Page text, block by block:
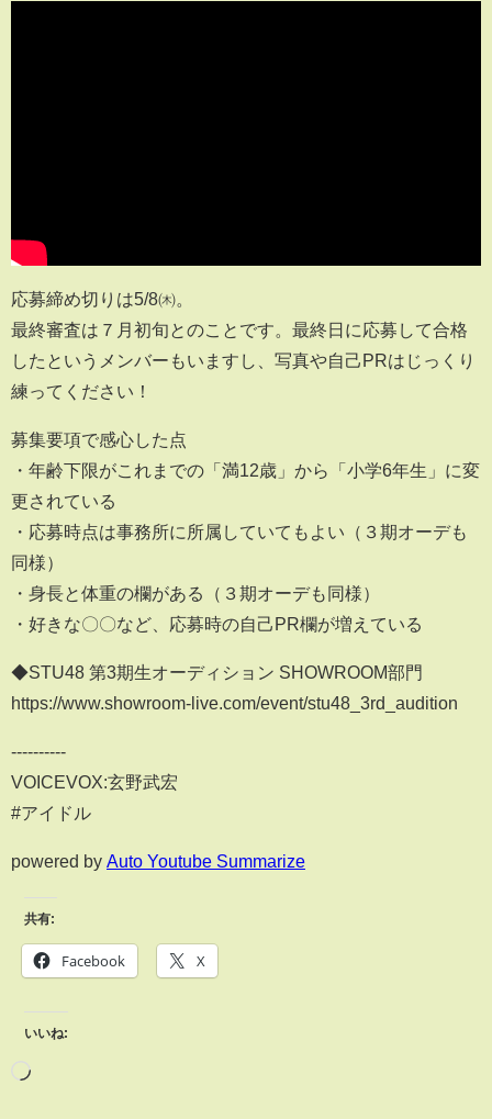
応募締め切りは5/8㈭。
最終審査は７月初旬とのことです。最終日に応募して合格
したというメンバーもいますし、写真や自己PRはじっくり
練ってください！
募集要項で感心した点
・年齢下限がこれまでの「満12歳」から「小学6年生」に変
更されている
・応募時点は事務所に所属していてもよい（３期オーデも
同様）
・身長と体重の欄がある（３期オーデも同様）
・好きな〇〇など、応募時の自己PR欄が増えている
◆STU48 第3期生オーディション SHOWROOM部門
https://www.showroom-live.com/event/stu48_3rd_audition
----------
VOICEVOX:玄野武宏
#アイドル
powered by Auto Youtube Summarize
共有:
Facebook X
いいね: